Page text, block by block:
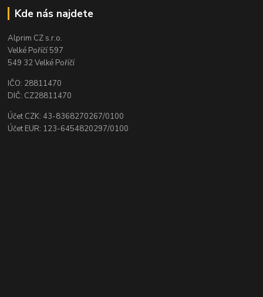
Kde nás najdete
Alprim CZ s.r.o.
Velké Poříčí 597
549 32 Velké Poříčí
IČO: 28811470
DIČ: CZ28811470
Účet CZK: 43-8368270267/0100
Účet EUR: 123-6454820297/0100